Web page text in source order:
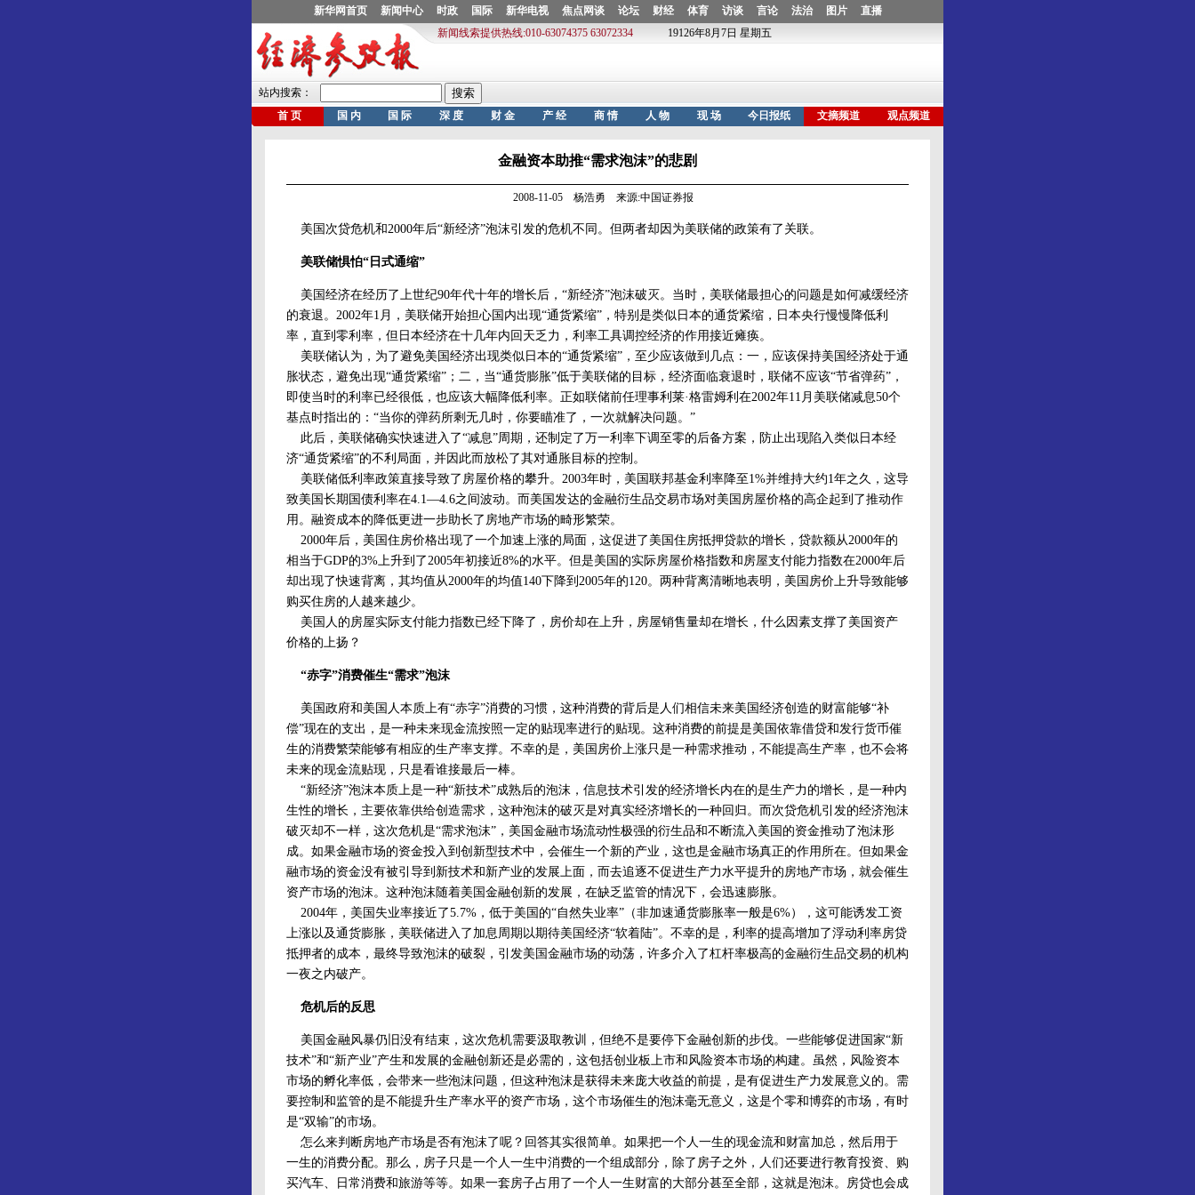
金融资本助推“需求泡沫”的悲剧
2008-11-05 杨浩勇 来源:中国证券报
美国次贷危机和2000年后“新经济”泡沫引发的危机不同。但两者却因为美联储的政策有了关联。
美联储惧怕“日式通缩”
美国经济在经历了上世纪90年代十年的增长后，“新经济”泡沫破灭。当时，美联储最担心的问题是如何减缓经济
的衰退。2002年1月，美联储开始担心国内出现“通货紧缩”，特别是类似日本的通货紧缩，日本央行慢慢降低利
率，直到零利率，但日本经济在十几年内回天乏力，利率工具调控经济的作用接近瘫痪。
美联储认为，为了避免美国经济出现类似日本的“通货紧缩”，至少应该做到几点：一，应该保持美国经济处于通
胀状态，避免出现“通货紧缩”；二，当“通货膨胀”低于美联储的目标，经济面临衰退时，联储不应该“节省弹药”，
即使当时的利率已经很低，也应该大幅降低利率。正如联储前任理事利莱·格雷姆利在2002年11月美联储减息50个
基点时指出的：“当你的弹药所剩无几时，你要瞄准了，一次就解决问题。”
此后，美联储确实快速进入了“减息”周期，还制定了万一利率下调至零的后备方案，防止出现陷入类似日本经
济“通货紧缩”的不利局面，并因此而放松了其对通胀目标的控制。
美联储低利率政策直接导致了房屋价格的攀升。2003年时，美国联邦基金利率降至1%并维持大约1年之久，这导
致美国长期国债利率在4.1—4.6之间波动。而美国发达的金融衍生品交易市场对美国房屋价格的高企起到了推动作
用。融资成本的降低更进一步助长了房地产市场的畸形繁荣。
2000年后，美国住房价格出现了一个加速上涨的局面，这促进了美国住房抵押贷款的增长，贷款额从2000年的
相当于GDP的3%上升到了2005年初接近8%的水平。但是美国的实际房屋价格指数和房屋支付能力指数在2000年后
却出现了快速背离，其均值从2000年的均值140下降到2005年的120。两种背离清晰地表明，美国房价上升导致能够
购买住房的人越来越少。
美国人的房屋实际支付能力指数已经下降了，房价却在上升，房屋销售量却在增长，什么因素支撑了美国资产
价格的上扬？
“赤字”消费催生“需求”泡沫
美国政府和美国人本质上有“赤字”消费的习惯，这种消费的背后是人们相信未来美国经济创造的财富能够“补
偿”现在的支出，是一种未来现金流按照一定的贴现率进行的贴现。这种消费的前提是美国依靠借贷和发行货币催
生的消费繁荣能够有相应的生产率支撑。不幸的是，美国房价上涨只是一种需求推动，不能提高生产率，也不会将
未来的现金流贴现，只是看谁接最后一棒。
“新经济”泡沫本质上是一种“新技术”成熟后的泡沫，信息技术引发的经济增长内在的是生产力的增长，是一种内
生性的增长，主要依靠供给创造需求，这种泡沫的破灭是对真实经济增长的一种回归。而次贷危机引发的经济泡沫
破灭却不一样，这次危机是“需求泡沫”，美国金融市场流动性极强的衍生品和不断流入美国的资金推动了泡沫形
成。如果金融市场的资金投入到创新型技术中，会催生一个新的产业，这也是金融市场真正的作用所在。但如果金
融市场的资金没有被引导到新技术和新产业的发展上面，而去追逐不促进生产力水平提升的房地产市场，就会催生
资产市场的泡沫。这种泡沫随着美国金融创新的发展，在缺乏监管的情况下，会迅速膨胀。
2004年，美国失业率接近了5.7%，低于美国的“自然失业率”（非加速通货膨胀率一般是6%），这可能诱发工资
上涨以及通货膨胀，美联储进入了加息周期以期待美国经济“软着陆”。不幸的是，利率的提高增加了浮动利率房贷
抵押者的成本，最终导致泡沫的破裂，引发美国金融市场的动荡，许多介入了杠杆率极高的金融衍生品交易的机构
一夜之内破产。
危机后的反思
美国金融风暴仍旧没有结束，这次危机需要汲取教训，但绝不是要停下金融创新的步伐。一些能够促进国家“新
技术”和“新产业”产生和发展的金融创新还是必需的，这包括创业板上市和风险资本市场的构建。虽然，风险资本
市场的孵化率低，会带来一些泡沫问题，但这种泡沫是获得未来庞大收益的前提，是有促进生产力发展意义的。需
要控制和监管的是不能提升生产率水平的资产市场，这个市场催生的泡沫毫无意义，这是个零和博弈的市场，有时
是“双输”的市场。
怎么来判断房地产市场是否有泡沫了呢？回答其实很简单。如果把一个人一生的现金流和财富加总，然后用于
一生的消费分配。那么，房子只是一个人一生中消费的一个组成部分，除了房子之外，人们还要进行教育投资、购
买汽车、日常消费和旅游等等。如果一套房子占用了一个人一生财富的大部分甚至全部，这就是泡沫。房贷也会成